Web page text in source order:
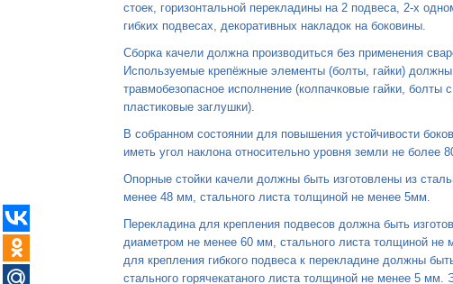
стоек, горизонтальной перекладины на 2 подвеса, 2-х
гибких подвесах, декоративных накладок на боковины.
Сборка качели должна производиться без применения
Используемые крепёжные элементы (болты, гайки)
травмобезопасное исполнение (колпачковые гайки, болты
пластиковые заглушки).
В собранном состоянии для повышения устойчивости
иметь угол наклона относительно уровня земли не более
Опорные стойки качели должны быть изготовлены из
менее 48 мм, стального листа толщиной не менее 5мм.
Перекладина для крепления подвесов должна быть
диаметром не менее 60 мм, стального листа толщиной
для крепления гибкого подвеса к перекладине должны
стального горячекатаного листа толщиной не менее 5 мм.